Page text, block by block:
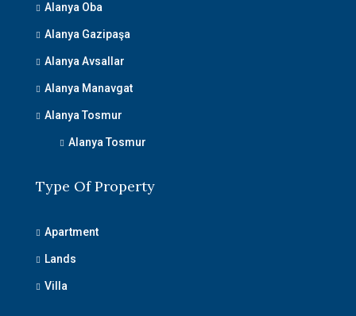
Alanya Oba
Alanya Gazipaşa
Alanya Avsallar
Alanya Manavgat
Alanya Tosmur
Alanya Tosmur
Type Of Property
Apartment
Lands
Villa